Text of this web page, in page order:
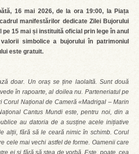
16 mai 2026, de la ora 19:00, la Piața
manifestărilor dedicate Zilei Bujorului
pe 15 mai și instituită oficial prin lege în anul
simbolice a bujorului în patrimoniul
este gratuit.
doar. Un oraș se ține laolaltă. Sunt două
în rapoarte, al doilea nu. Parteneriatul pe
Corul Național de Cameră «Madrigal – Marin
Cantus Mundi este, pentru noi, din a
au datoria de a susține acele inițiative
alții, fără să le ceară nimic în schimb. Corul
cele mai vechi astfel de forme. Oamenii care
ei și fără să stea de vorbă. Este, poate, cea